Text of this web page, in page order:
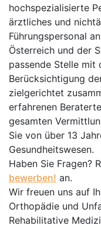
hochspezialisierte
ärztliches und
Führungspersonal
Österreich und der
passende Stelle mit
Berücksichtigung
zielgerichtet
erfahrenen
gesamten
Sie von über 13
Gesundheitswesen.
Haben Sie Fragen?
bewerben! an.
Wir freuen uns auf
Orthopädie und
Rehabilitative